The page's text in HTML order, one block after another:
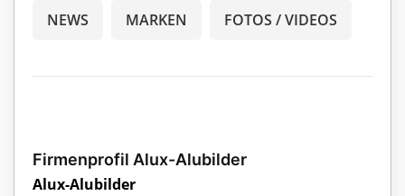
NEWS MARKEN FOTOS / VIDEOS
Firmenprofil Alux-Alubilder
Alux-Alubilder